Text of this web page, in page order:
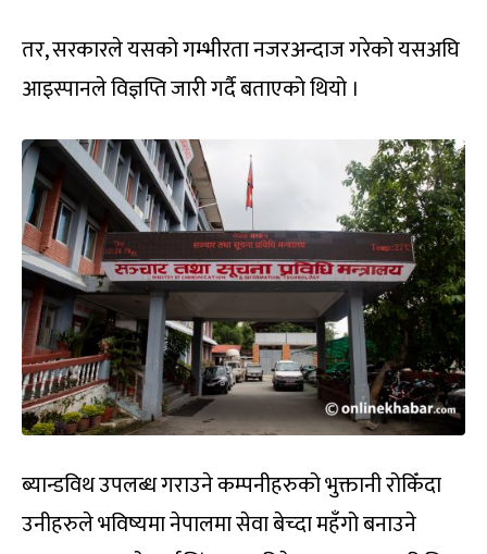
तर, सरकारले यसको गम्भीरता नजरअन्दाज गरेको यसअघि
आइस्पानले विज्ञप्ति जारी गर्दै बताएको थियो ।
ब्यान्डविथ उपलब्ध गराउने कम्पनीहरुको भुक्तानी रोकिँदा
उनीहरुले भविष्यमा नेपालमा सेवा बेच्दा महँगो बनाउने